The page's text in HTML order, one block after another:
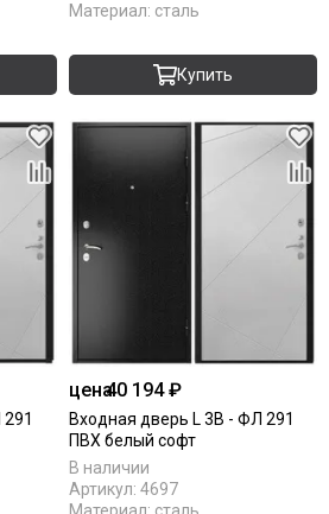
Материал: сталь
Купить
цена40 194 ₽
Входная дверь L 3B - ФЛ 291
ПВХ белый софт
В наличии
Артикул: 4697